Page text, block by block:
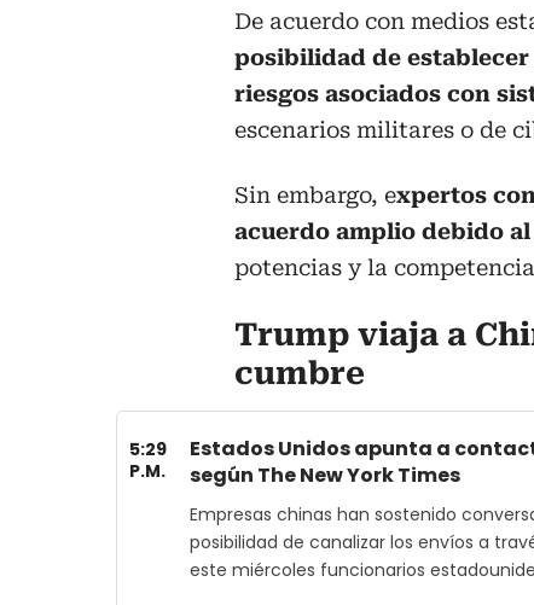
De acuerdo con medios
posibilidad de
riesgos asociados con
escenarios militares o de
Sin embargo, expertos
acuerdo amplio debido
potencias y la
Trump viaja a
cumbre
5:29
P.M.
Estados Unidos apunta a
según The New York Times
Empresas chinas han sostenido
posibilidad de canalizar los envíos a
este miércoles funcionarios